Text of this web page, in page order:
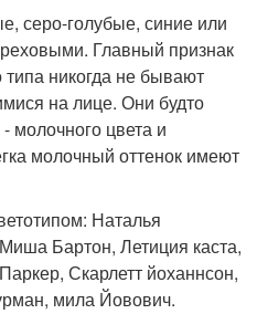
серо-голубые, синие или
Главный признак
типа никогда не бывают
на лице. Они будто
молочного цвета и
молочный оттенок имеют
Наталья
Бартон, Летиция каста,
Скарлетт йоханнсон,
мила Йовович.